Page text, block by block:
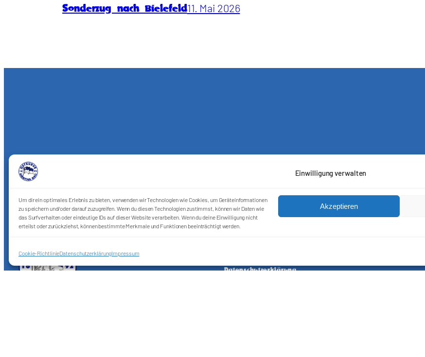
Einwilligung verwalten
Um dir ein optimales Erlebnis zu bieten, verwenden wir Technologien wie Cookies, um Geräteinformationen
zu speichern und/oder darauf zuzugreifen. Wenn du diesen Technologien zustimmst, können wir Daten wie
das Surfverhalten oder eindeutige IDs auf dieser Website verarbeiten. Wenn du deine Einwilligung nicht
erteilst oder zurückziehst, können bestimmte Merkmale und Funktionen beeinträchtigt werden.
Akzeptieren
Cookie-RichtlinieDatenschutzerklärungImpressum
Sonderzug nach Bielefeld11. Mai 2026
Datenschutzerklärung